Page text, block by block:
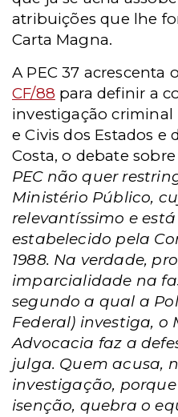
atribuições que lhe
Carta Magna.
A PEC 37 acrescenta
CF/88 para definir a
investigação criminal
e Civis dos Estados e
Costa, o debate
PEC não quer
Ministério Público,
relevantíssimo e
estabelecido pela
1988. Na verdade,
imparcialidade na
segundo a qual a
Federal) investiga, o
Advocacia faz a
julga. Quem acusa,
investigação,
isenção, quebra o